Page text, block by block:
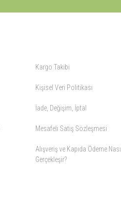
Kargo Takibi
Kişisel Veri Politikası
İade, Değişim, İptal
Mesafeli Satış Sözleşmesi
Alışveriş ve Kapıda Ödeme Nasıl
Gerçekleşir?